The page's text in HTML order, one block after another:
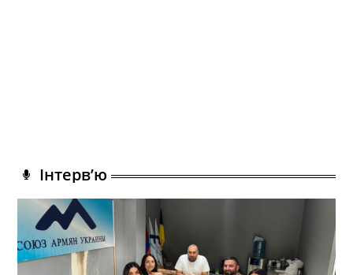
Інтерв’ю